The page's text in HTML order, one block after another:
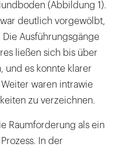
(Abbildung 1).
deutlich vorgewölbt,
Ausführungsgänge
ließen sich bis über
und es konnte klarer
waren intrawie
zu verzeichnen.
Raumforderung als ein
In der